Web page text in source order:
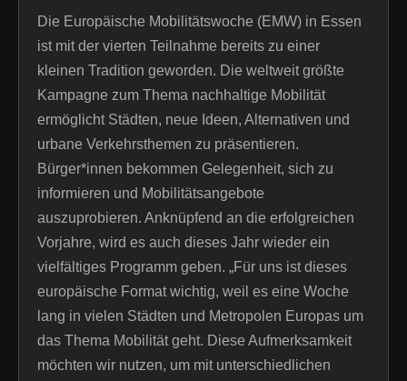
Die Europäische Mobilitätswoche (EMW) in Essen
ist mit der vierten Teilnahme bereits zu einer
kleinen Tradition geworden. Die weltweit größte
Kampagne zum Thema nachhaltige Mobilität
ermöglicht Städten, neue Ideen, Alternativen und
urbane Verkehrsthemen zu präsentieren.
Bürger*innen bekommen Gelegenheit, sich zu
informieren und Mobilitätsangebote
auszuprobieren. Anknüpfend an die erfolgreichen
Vorjahre, wird es auch dieses Jahr wieder ein
vielfältiges Programm geben. „Für uns ist dieses
europäische Format wichtig, weil es eine Woche
lang in vielen Städten und Metropolen Europas um
das Thema Mobilität geht. Diese Aufmerksamkeit
möchten wir nutzen, um mit unterschiedlichen